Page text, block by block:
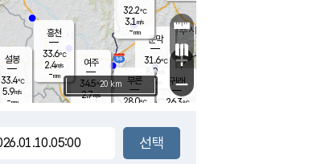
문막
31.6℃
8.0m/s
mm
부론
28.0℃
여주
34.5℃
2.7m/s
32.2℃
3.1m/s
-mm
장호원
흥천
33.6℃
2.4m/s
-mm
설봉
33.4℃
5.9m/s
-mm
귀래
26.3℃
+
−
20 km